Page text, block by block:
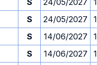
S 24/05/2027
S 24/05/2027
S 14/06/2027
S 14/06/2027